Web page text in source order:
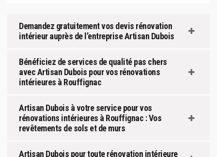
Demandez gratuitement vos devis rénovation
intérieur auprès de l’entreprise Artisan Dubois
Bénéficiez de services de qualité pas chers
avec Artisan Dubois pour vos rénovations
intérieures à Rouffignac
Artisan Dubois à votre service pour vos
rénovations intérieures à Rouffignac : Vos
revêtements de sols et de murs
Artisan Dubois pour toute rénovation intérieure